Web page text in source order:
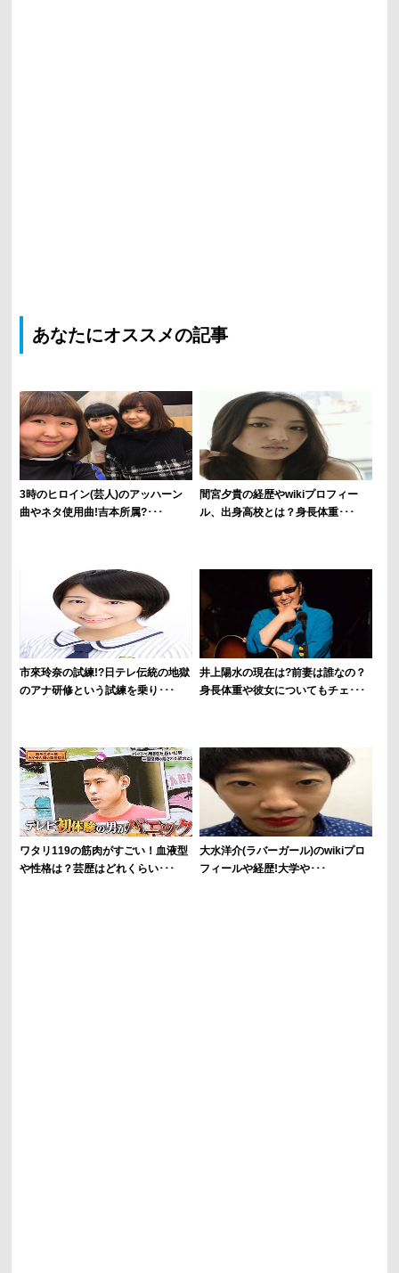
あなたにオススメの記事
3時のヒロイン(芸人)のアッハーン
曲やネタ使用曲!吉本所属?･･･
間宮夕貴の経歴やwikiプロフィー
ル、出身高校とは？身長体重･･･
市來玲奈の試練!?日テレ伝統の地獄
のアナ研修という試練を乗り･･･
井上陽水の現在は?前妻は誰なの？
身長体重や彼女についてもチェ･･･
ワタリ119の筋肉がすごい！血液型
や性格は？芸歴はどれくらい･･･
大水洋介(ラバーガール)のwikiプロ
フィールや経歴!大学や･･･